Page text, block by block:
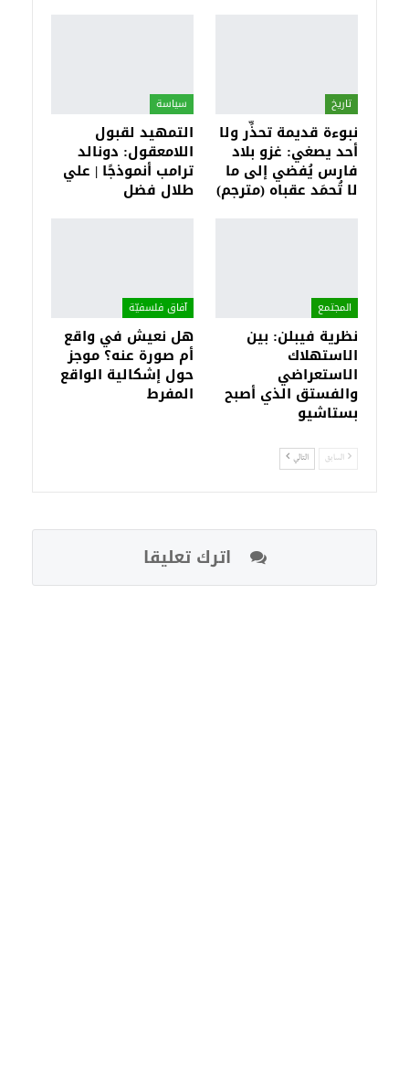
تاريخ
نبوءة قديمة تحذِّر ولا
أحد يصغي: غزو بلاد
فارس يُفضي إلى ما
لا تُحمَد عقباه (مترجم)
سياسة
التمهيد لقبول
اللامعقول: دونالد
ترامب أنموذجًا | علي
طلال فضل
المجتمع
نظرية فيبلن: بين
الاستهلاك
الاستعراضي
والفستق الذي أصبح
بستاشيو
آفاق فلسفيّة‎
هل نعيش في واقع
أم صورة عنه؟ موجز
حول إشكالية الواقع
المفرط
السابق التالي
اترك تعليقا